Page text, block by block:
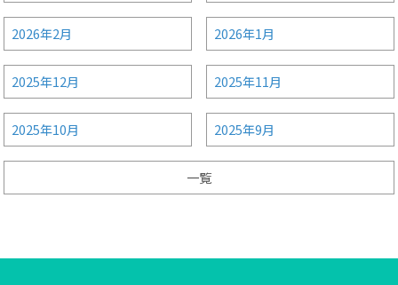
2026年2月 2026年1月
2025年12月 2025年11月
2025年10月 2025年9月
一覧